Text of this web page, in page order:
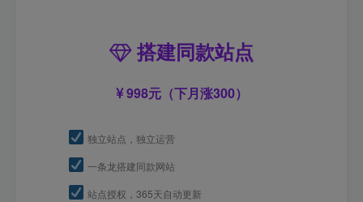
搭建同款站点
998元（下月涨300）
独立站点，独立运营
一条龙搭建同款网站
站点授权，365天自动更新